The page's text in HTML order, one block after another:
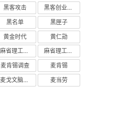
黑客攻击
黑客创业主义
黑名单
黑匣子
黄金时代
黄仁勋
麻省理工学院研究
麻省理工学院
麦肯锡调查
麦肯锡
麦戈文脑研究所 麦当劳